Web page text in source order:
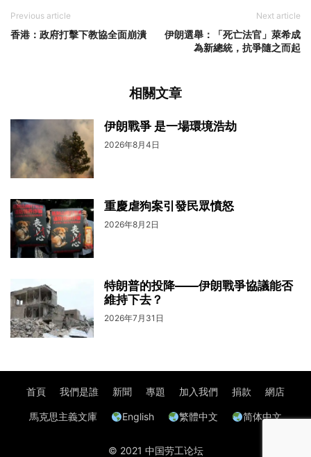
Previous article
香港：政府打擊下教協全面崩潰
Next article
伊朗選舉：「死亡法官」萊希成
為新總統，抗爭隨之而起
相關文章
伊朗戰爭 是一場環境浩劫
2026年8月4日
重慶虐狗案引發民眾憤怒
2026年8月2日
特朗普的投降——伊朗戰爭協議能否
維持下去？
2026年7月31日
首頁 我們是誰 新聞 專題 加入我們 捐款 網店
馬克思主義文庫 English 繁體中文 简体中文
© 2021 中国劳工论坛